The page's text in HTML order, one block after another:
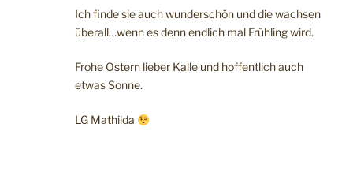
Ich finde sie auch wunderschön und die wachsen
überall…wenn es denn endlich mal Frühling wird.
Frohe Ostern lieber Kalle und hoffentlich auch
etwas Sonne.
LG Mathilda